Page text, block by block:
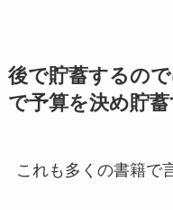
後で貯蓄するの
で予算を決め貯蓄
これも多くの書籍で